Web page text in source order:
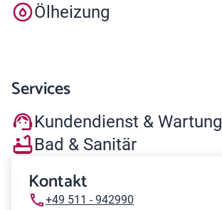
Ölheizung
Services
Kundendienst & Wartung
Bad & Sanitär
Kontakt
+49 511 - 942990